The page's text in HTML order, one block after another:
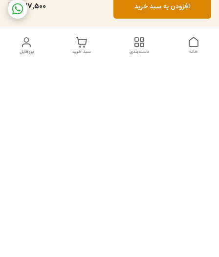
327,500 افزودن به سبد خرید
پروفایل سبد خرید دسته‌بندی خانه